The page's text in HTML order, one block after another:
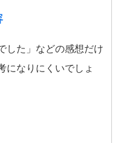
した」などの感想だけ
になりにくいでしょ